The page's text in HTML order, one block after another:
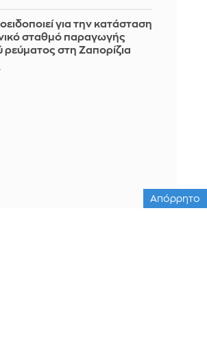
για την κατάσταση
σταθμό παραγωγής
ρεύματος στη Ζαπορίζια
Απόρρητο